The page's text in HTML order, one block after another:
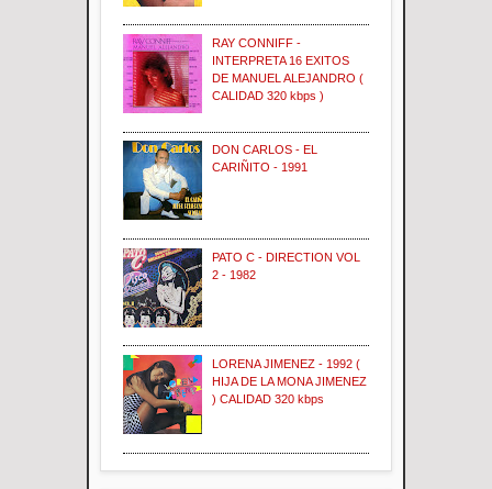
RAY CONNIFF -
INTERPRETA 16 EXITOS
DE MANUEL ALEJANDRO (
CALIDAD 320 kbps )
DON CARLOS - EL
CARIÑITO - 1991
PATO C - DIRECTION VOL
2 - 1982
LORENA JIMENEZ - 1992 (
HIJA DE LA MONA JIMENEZ
) CALIDAD 320 kbps